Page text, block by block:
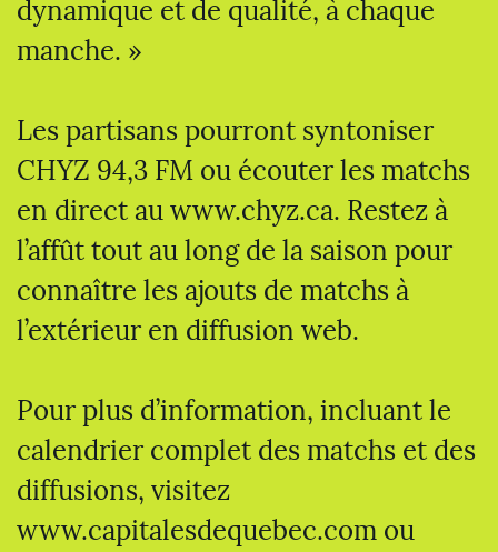
dynamique et de qualité, à chaque
manche. »
Les partisans pourront syntoniser
CHYZ 94,3 FM ou écouter les matchs
en direct au www.chyz.ca. Restez à
l’affût tout au long de la saison pour
connaître les ajouts de matchs à
l’extérieur en diffusion web.
Pour plus d’information, incluant le
calendrier complet des matchs et des
diffusions, visitez
www.capitalesdequebec.com ou